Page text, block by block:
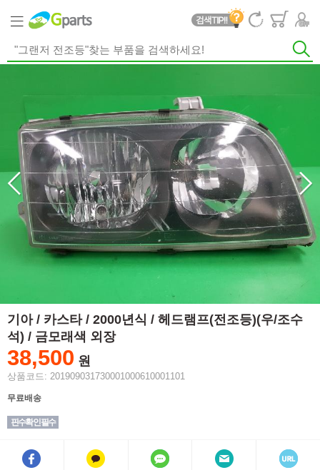
기아 / 카스타 / 2000년식 / 헤드램프(전조등)(우/조수
석) / 금모래색 외장
38,500 원
상품코드: 201909031730001000610001101
무료배송
핀수확인 필수